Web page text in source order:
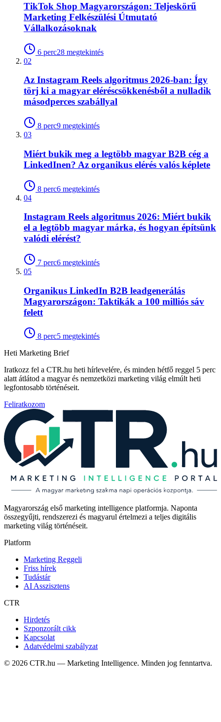
TikTok Shop Magyarországon: Teljeskörű
Marketing Felkészülési Útmutató
Vállalkozásoknak
6 perc28 megtekintés
02
Az Instagram Reels algoritmus 2026-ban: Így
törj ki a magyar eléréscsökkenésből a nulladik
másodperces szabállyal
8 perc9 megtekintés
03
Miért bukik meg a legtöbb magyar B2B cég a
LinkedInen? Az organikus elérés valós képlete
8 perc6 megtekintés
04
Instagram Reels algoritmus 2026: Miért bukik
el a legtöbb magyar márka, és hogyan építsünk
valódi elérést?
7 perc6 megtekintés
05
Organikus LinkedIn B2B leadgenerálás
Magyarországon: Taktikák a 100 milliós sáv
felett
8 perc5 megtekintés
Heti Marketing Brief
Iratkozz fel a CTR.hu heti hírlevelére, és minden hétfő reggel 5 perc
alatt átlátod a magyar és nemzetközi marketing világ elmúlt heti
legfontosabb történéseit.
Feliratkozom
Magyarország első marketing intelligence platformja. Naponta
összegyűjti, rendszerezi és magyarul értelmezi a teljes digitális
marketing világ történéseit.
Platform
Marketing Reggeli
Friss hírek
Tudástár
AI Asszisztens
CTR
Hirdetés
Szponzorált cikk
Kapcsolat
Adatvédelmi szabályzat
© 2026 CTR.hu — Marketing Intelligence. Minden jog fenntartva.